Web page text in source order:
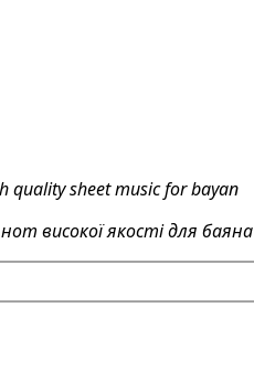
quality sheet music for bayan
високої якості для баяна